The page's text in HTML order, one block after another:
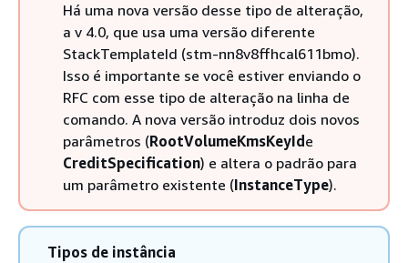
Há uma nova versão desse tipo de alteração,
a v 4.0, que usa uma versão diferente
StackTemplateId (stm-nn8v8ffhcal611bmo).
Isso é importante se você estiver enviando o
RFC com esse tipo de alteração na linha de
comando. A nova versão introduz dois novos
parâmetros (RootVolumeKmsKeyId e
CreditSpecification) e altera o padrão para
um parâmetro existente (InstanceType).
Tipos de instância